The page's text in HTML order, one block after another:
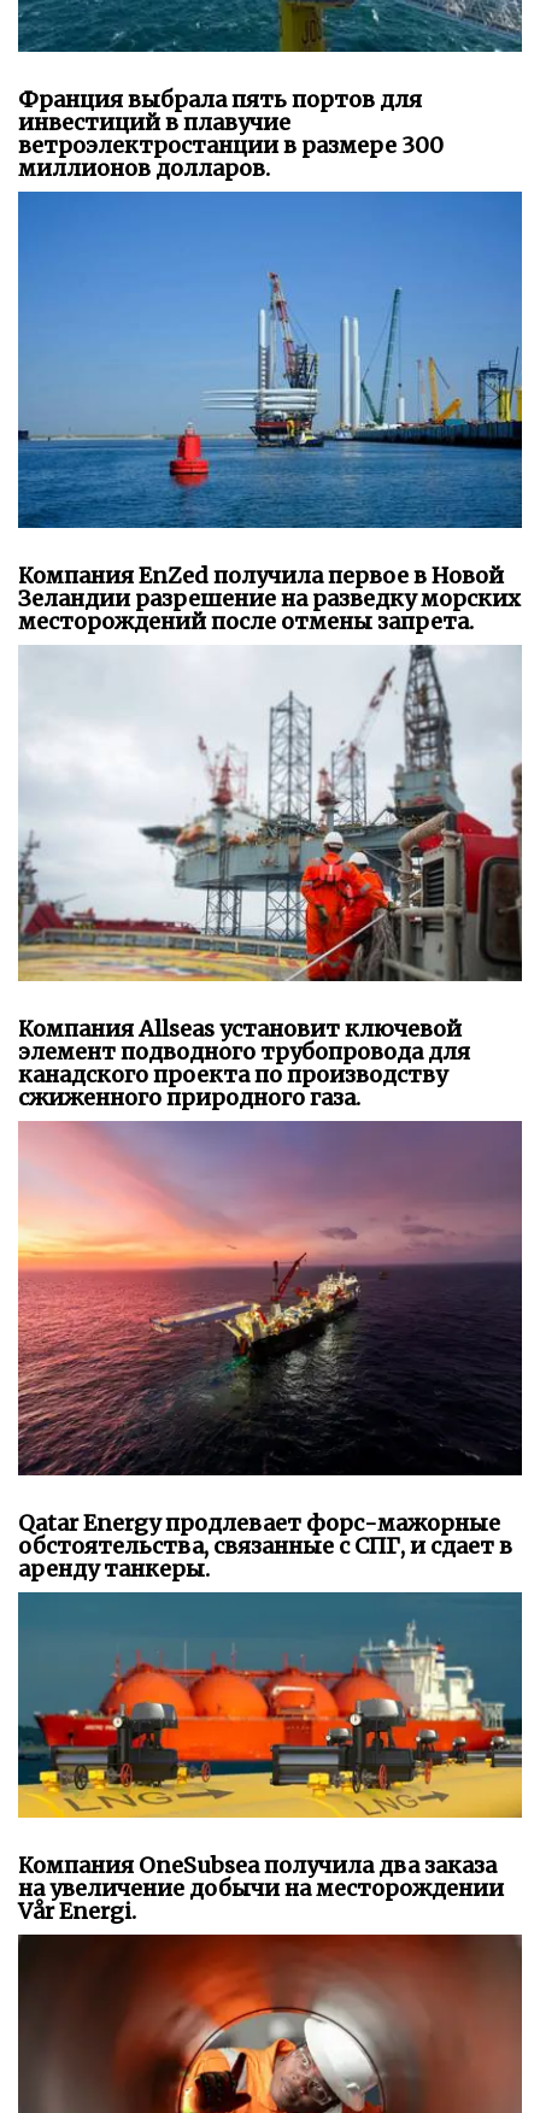
Франция выбрала пять портов для
инвестиций в плавучие
ветроэлектростанции в размере 300
миллионов долларов.
Компания EnZed получила первое в Новой
Зеландии разрешение на разведку морских
месторождений после отмены запрета.
Компания Allseas установит ключевой
элемент подводного трубопровода для
канадского проекта по производству
сжиженного природного газа.
Qatar Energy продлевает форс-мажорные
обстоятельства, связанные с СПГ, и сдает в
аренду танкеры.
Компания OneSubsea получила два заказа
на увеличение добычи на месторождении
Vår Energi.